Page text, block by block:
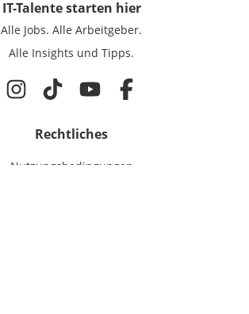
IT-Talentestarten hier
Alle Jobs. Alle Arbeitgeber.
Alle Insights und Tipps.
Rechtliches
Nutzungsbedingungen